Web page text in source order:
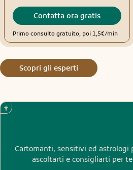
Contatta ora gratis
Primo consulto gratuito, poi 1,5€/min
Scopri gli esperti
Cartomanti, sensitivi ed astrologi
ascoltarti e consigliarti per